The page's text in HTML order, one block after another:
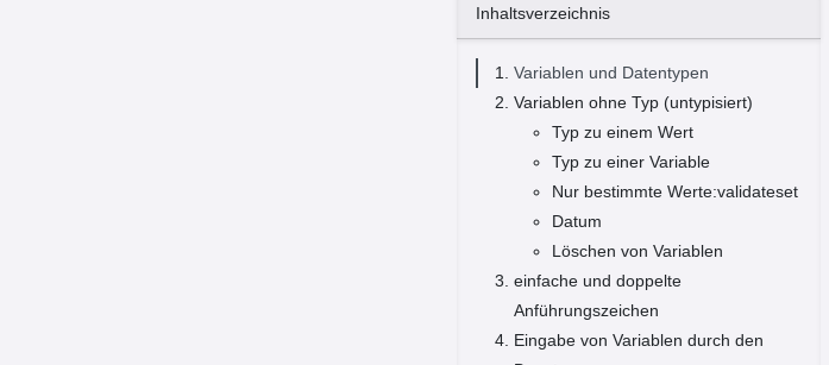
Inhaltsverzeichnis
Variablen und Datentypen
Variablen ohne Typ (untypisiert)
Typ zu einem Wert
Typ zu einer Variable
Nur bestimmte Werte:validateset
Datum
Löschen von Variablen
einfache und doppelte
Anführungszeichen
Eingabe von Variablen durch den